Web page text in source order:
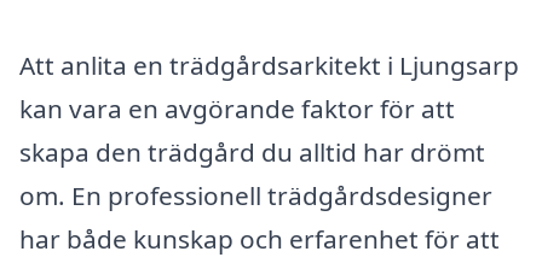
Att anlita en trädgårdsarkitekt i Ljungsarp
kan vara en avgörande faktor för att
skapa den trädgård du alltid har drömt
om. En professionell trädgårdsdesigner
har både kunskap och erfarenhet för att